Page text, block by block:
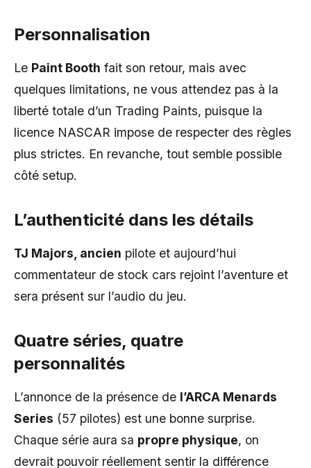
Personnalisation
Le Paint Booth fait son retour, mais avec
quelques limitations, ne vous attendez pas à la
liberté totale d’un Trading Paints, puisque la
licence NASCAR impose de respecter des règles
plus strictes. En revanche, tout semble possible
côté setup.
L’authenticité dans les détails
TJ Majors, ancien pilote et aujourd’hui
commentateur de stock cars rejoint l’aventure et
sera présent sur l’audio du jeu.
Quatre séries, quatre
personnalités
L’annonce de la présence de l’ARCA Menards
Series (57 pilotes) est une bonne surprise.
Chaque série aura sa propre physique, on
devrait pouvoir réellement sentir la différence